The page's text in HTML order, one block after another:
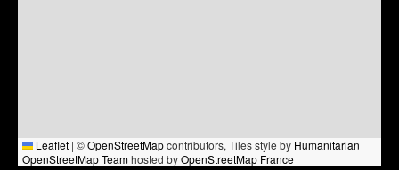
Leaflet | ©OpenStreetMapcontributors, Tiles style by Humanitarian
OpenStreetMap Teamhosted byOpenStreetMap France